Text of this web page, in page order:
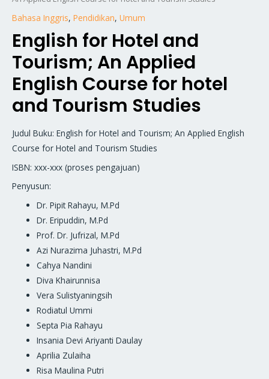
Bahasa Inggris, Pendidikan, Umum
English for Hotel and
Tourism; An Applied
English Course for hotel
and Tourism Studies
Judul Buku: English for Hotel and Tourism; An Applied English
Course for Hotel and Tourism Studies
ISBN: xxx-xxx (proses pengajuan)
Penyusun:
Dr. Pipit Rahayu, M.Pd
Dr. Eripuddin, M.Pd
Prof. Dr. Jufrizal, M.Pd
Azi Nurazima Juhastri, M.Pd
Cahya Nandini
Diva Khairunnisa
Vera Sulistyaningsih
Rodiatul Ummi
Septa Pia Rahayu
Insania Devi Ariyanti Daulay
Aprilia Zulaiha
Risa Maulina Putri